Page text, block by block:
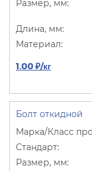
1.00 ₽/кг
Болт откидной